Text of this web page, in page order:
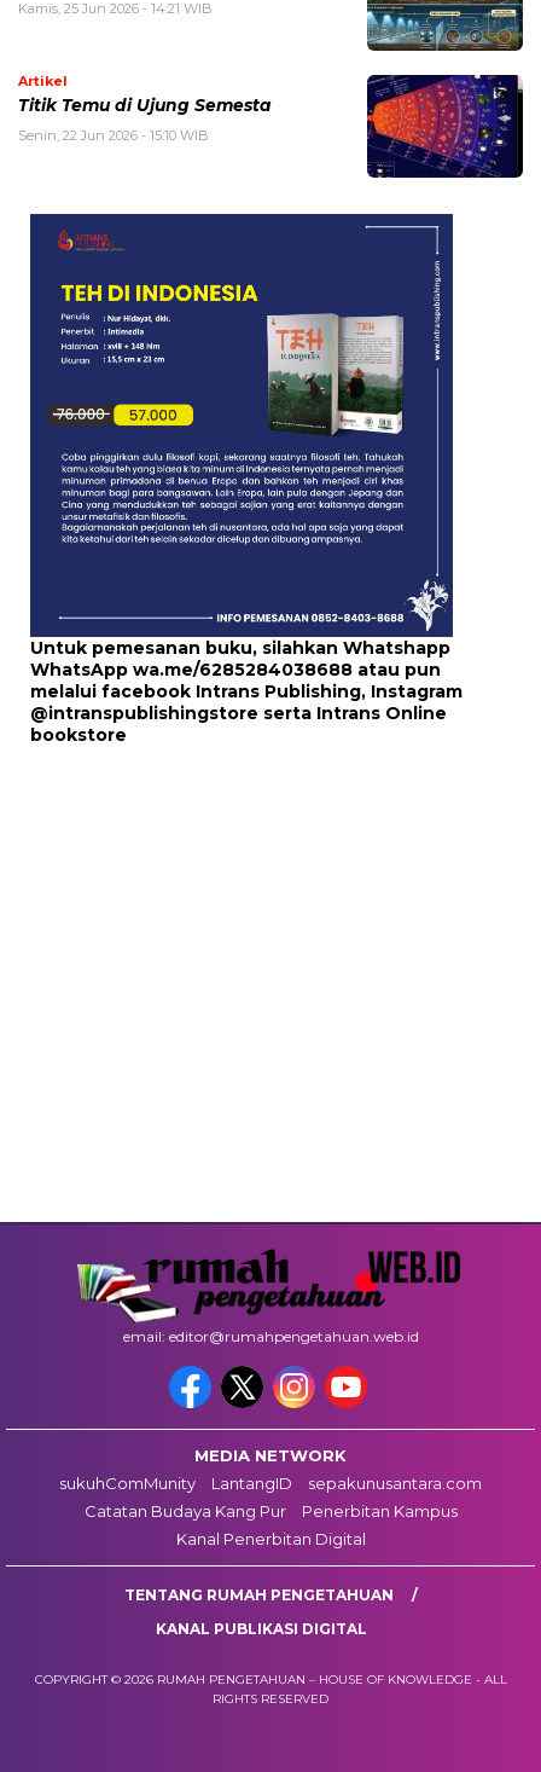
Kamis, 25 Jun 2026 - 14:21 WIB
Artikel
Titik Temu di Ujung Semesta
Senin, 22 Jun 2026 - 15:10 WIB
Untuk pemesanan buku, silahkan Whatshapp
WhatsApp wa.me/6285284038688 atau pun
melalui facebook Intrans Publishing, Instagram
@intranspublishingstore serta Intrans Online
bookstore
email: editor@rumahpengetahuan.web.id
MEDIA NETWORK
sukuhComMunity
LantangID
sepakunusantara.com
Catatan Budaya Kang Pur
Penerbitan Kampus
Kanal Penerbitan Digital
TENTANG RUMAH PENGETAHUAN
KANAL PUBLIKASI DIGITAL
COPYRIGHT © 2026 RUMAH PENGETAHUAN – HOUSE OF KNOWLEDGE - ALL
RIGHTS RESERVED